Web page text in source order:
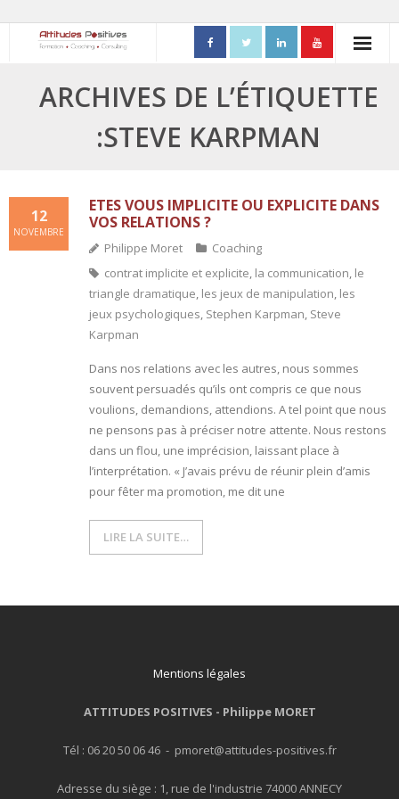
- Process Communication
- Adapter sa posture managériale
- Process Vente
- Ennéagramme
- Quality Teams
- L'intelligence émotionnelle
COACHING et CONSULTING
- Consulting
ARCHIVES DE L’ÉTIQUETTE
:STEVE KARPMAN
ETES VOUS IMPLICITE OU EXPLICITE DANS
VOS RELATIONS ?
12
NOVEMBRE
Philippe Moret
Coaching
contrat implicite et explicite, la communication, le
triangle dramatique, les jeux de manipulation, les
jeux psychologiques, Stephen Karpman, Steve
Karpman
Dans nos relations avec les autres, nous sommes
souvent persuadés qu’ils ont compris ce que nous
voulions, demandions, attendions. A tel point que nous
ne pensons pas à préciser notre attente. Nous restons
dans un flou, une imprécision, laissant place à
l’interprétation. « J’avais prévu de réunir plein d’amis
pour fêter ma promotion, me dit une
LIRE LA SUITE…
Mentions légales
ATTITUDES POSITIVES - Philippe MORET
Tél : 06 20 50 06 46 - pmoret@attitudes-positives.fr
Adresse du siège : 1, rue de l'industrie 74000 ANNECY